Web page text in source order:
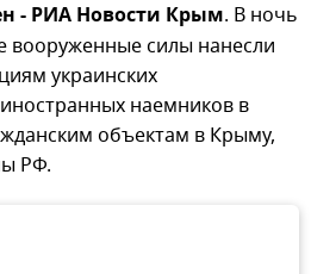
- РИА Новости Крым. В ночь
вооруженные силы нанесли
украинских
наемников в
объектам в Крыму,
РФ.